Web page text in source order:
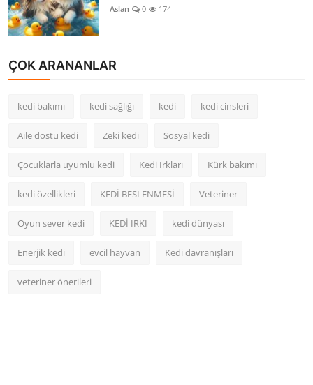
Aslan 0 174
ÇOK ARANANLAR
kedi bakımı kedi sağlığı kedi kedi cinsleri
Aile dostu kedi Zeki kedi Sosyal kedi
Çocuklarla uyumlu kedi Kedi Irkları Kürk bakımı
kedi özellikleri KEDİ BESLENMESİ Veteriner
Oyun sever kedi KEDİ IRKI kedi dünyası
Enerjik kedi evcil hayvan Kedi davranışları
veteriner önerileri